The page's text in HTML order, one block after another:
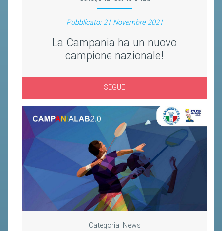
Pubblicato: 21 Novembre 2021
La Campania ha un nuovo
campione nazionale!
SEGUE
Categoria: News